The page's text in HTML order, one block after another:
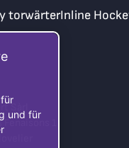
torwärterInline
Sàrl
1
und für